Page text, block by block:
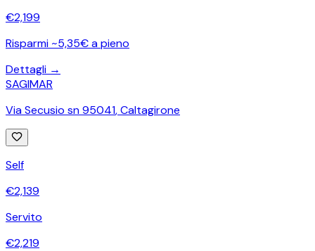
€2,199
Risparmi ~5,35€ a pieno
Dettagli →
SAGIMAR
Via Secusio sn 95041,Caltagirone
Self
€2,139
Servito
€2,219